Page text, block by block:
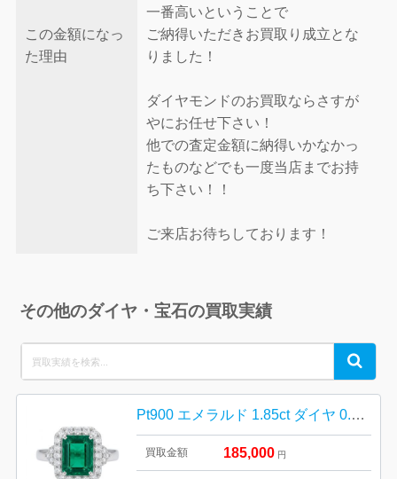
この金額になっ
た理由
一番高いということで
ご納得いただきお買取り成立とな
りました！
ダイヤモンドのお買取ならさすが
やにお任せ下さい！
他での査定金額に納得いかなかっ
たものなどでも一度当店までお持
ち下さい！！
ご来店お待ちしております！
その他のダイヤ・宝石の買取実績
for:
Search
Pt900 エメラルド 1.85ct ダイヤ 0.72ct リング
買取金額 185,000 円